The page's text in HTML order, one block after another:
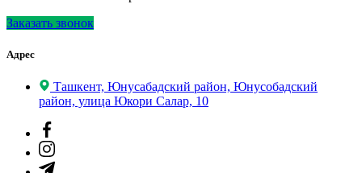
Заказать звонок
Адрес
Ташкент, Юнусабадский район, Юнусобадский
район, улица Юкори Салар, 10